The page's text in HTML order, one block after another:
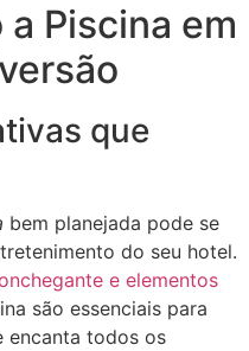
Piscina em
que
bem planejada pode se
do seu hotel.
e elementos
são essenciais para
encanta todos os